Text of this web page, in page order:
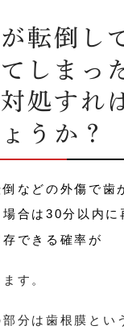
転倒し
しまっ
処すれ
うか？
などの外傷で歯
場合は30分以内に
できる確率が
す。
分は歯根膜とい